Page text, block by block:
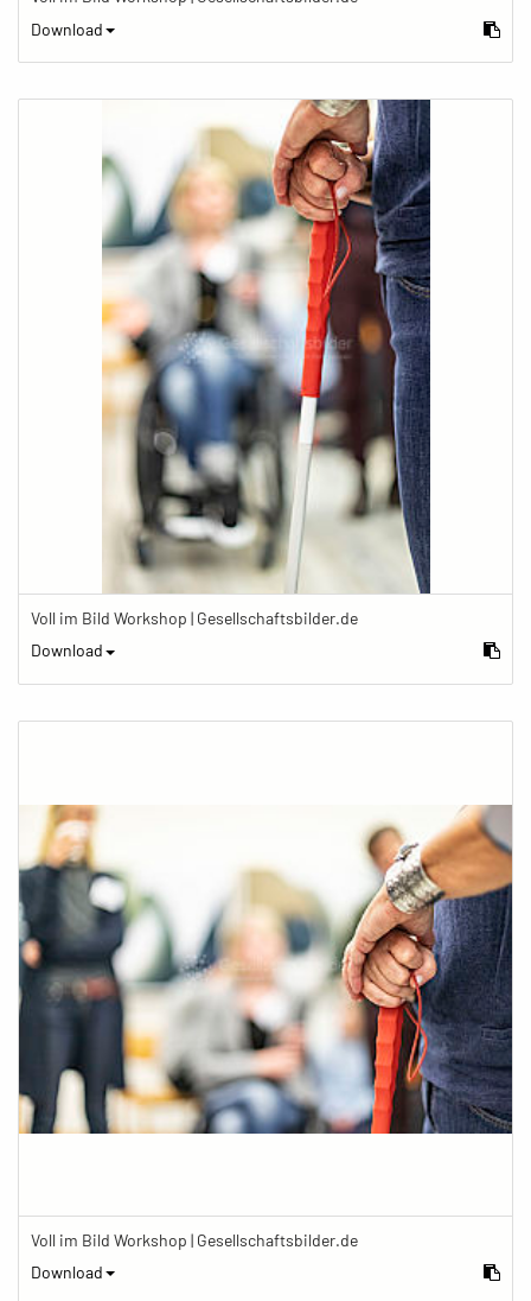
Download
Voll im Bild Workshop | Gesellschaftsbilder.de
Download
Voll im Bild Workshop | Gesellschaftsbilder.de
Download